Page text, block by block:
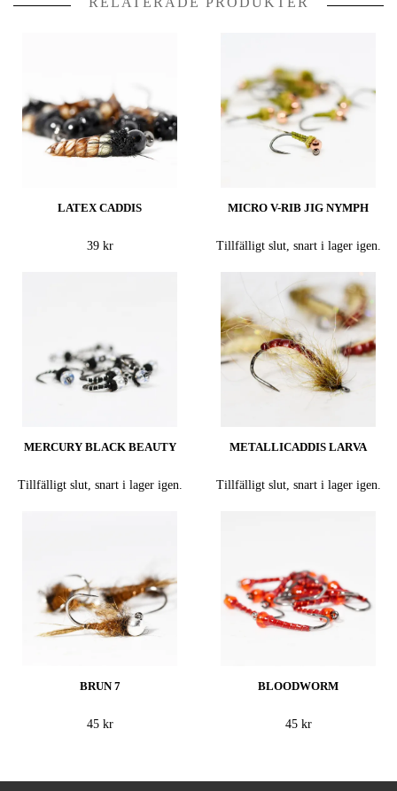
LATEX CADDIS
39 kr
MICRO V-RIB JIG NYMPH
Tillfälligt slut, snart i lager igen.
MERCURY BLACK BEAUTY
Tillfälligt slut, snart i lager igen.
METALLICADDIS LARVA
Tillfälligt slut, snart i lager igen.
BRUN 7
45 kr
BLOODWORM
45 kr